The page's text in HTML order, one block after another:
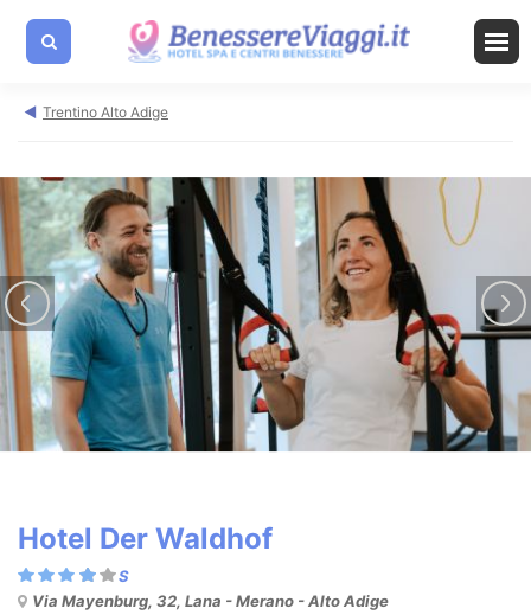
Trentino Alto Adige
Hotel Der Waldhof
Via Mayenburg, 32, Lana - Merano - Alto Adige